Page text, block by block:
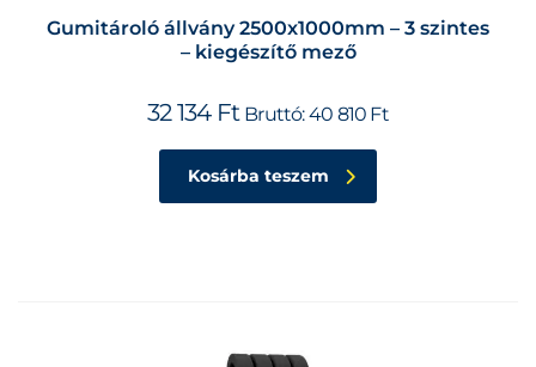
Gumitároló állvány 2500x1000mm – 3 szintes
– kiegészítő mező
32 134 Ft Bruttó:40 810 Ft
Kosárba teszem